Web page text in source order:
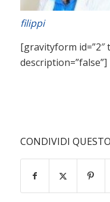
filippi
[gravityform id=”2″
description=”false”]
CONDIVIDI